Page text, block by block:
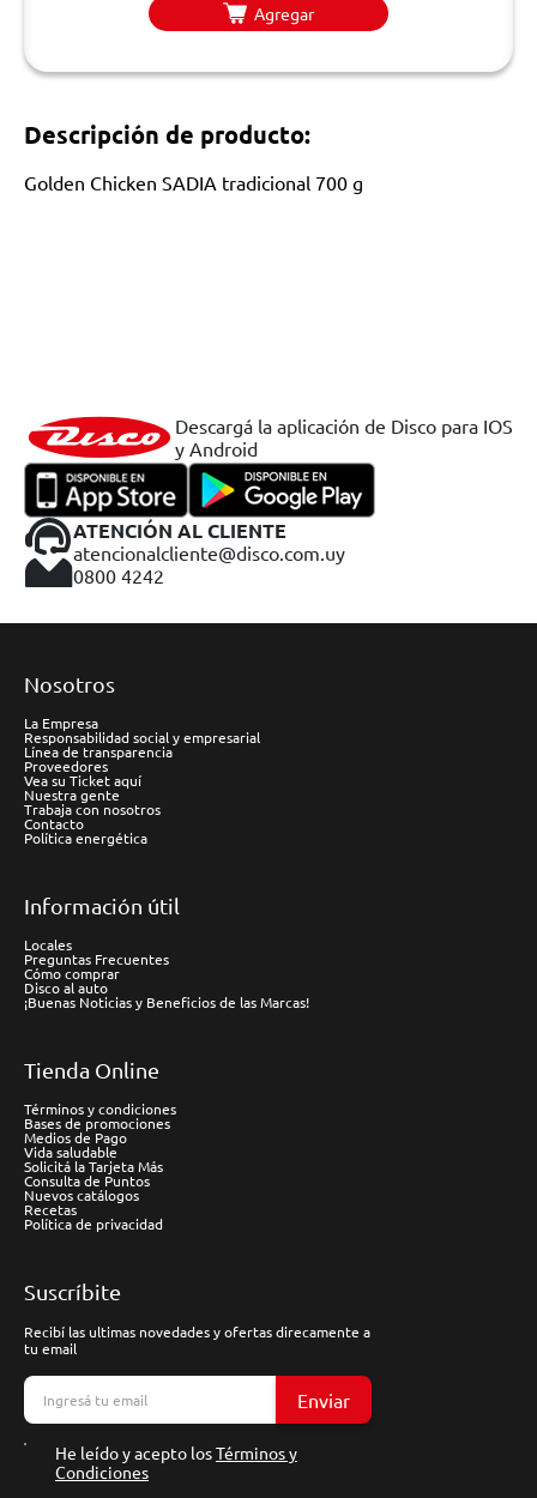
Agregar
Descripción de producto:
Golden Chicken SADIA tradicional 700 g
Descargá la aplicación de Disco para IOS
y Android
ATENCIÓN AL CLIENTE
atencionalcliente@disco.com.uy
0800 4242
Nosotros
La Empresa
Responsabilidad social y empresarial
Línea de transparencia
Proveedores
Vea su Ticket aquí
Nuestra gente
Trabaja con nosotros
Contacto
Política energética
Información útil
Locales
Preguntas Frecuentes
Cómo comprar
Disco al auto
¡Buenas Noticias y Beneficios de las Marcas!
Tienda Online
Términos y condiciones
Bases de promociones
Medios de Pago
Vida saludable
Solicitá la Tarjeta Más
Consulta de Puntos
Nuevos catálogos
Recetas
Política de privacidad
Suscríbite
Recibí las ultimas novedades y ofertas direcamente a
tu email
Enviar
He leído y acepto losTérminos y
Condiciones